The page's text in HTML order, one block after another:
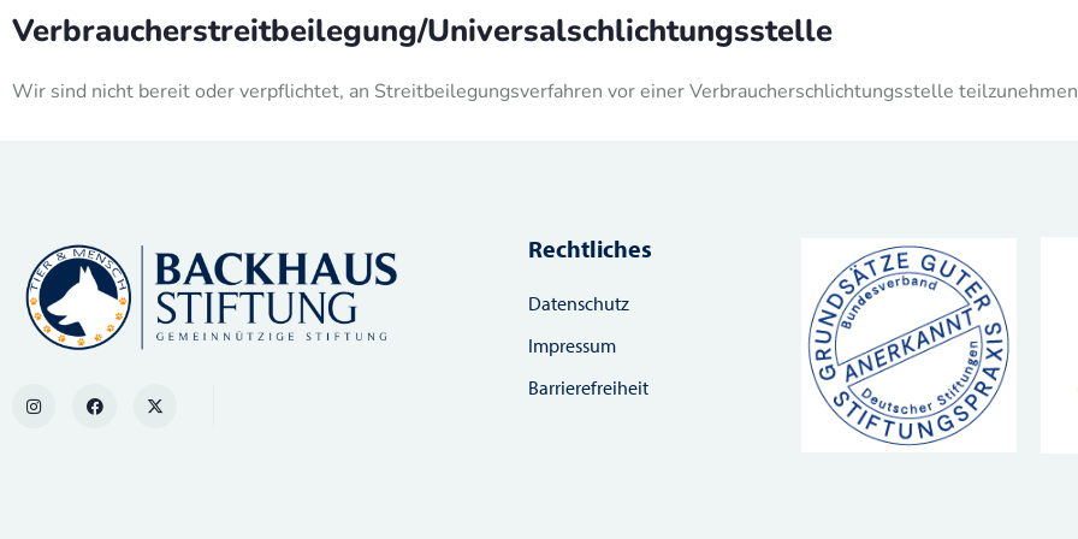
Verbraucher­streit­beilegung/Universal­schlichtungs­stelle
Wir sind nicht bereit oder verpflichtet, an Streitbeilegungsverfahren vor einer Verbraucherschlichtungsstelle
Rechtliches
Datenschutz
Impressum
Barrierefreiheit